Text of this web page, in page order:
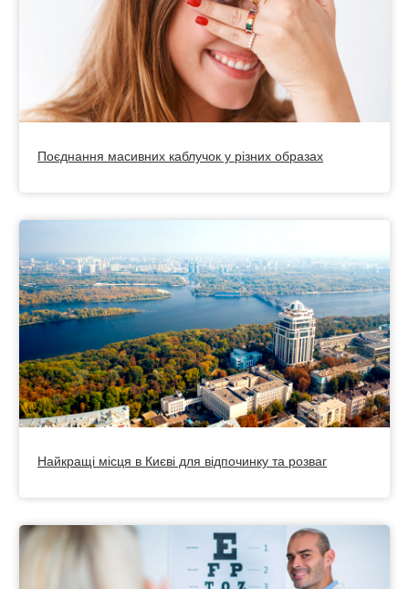
Поєднання масивних каблучок у різних образах
Найкращі місця в Києві для відпочинку та розваг